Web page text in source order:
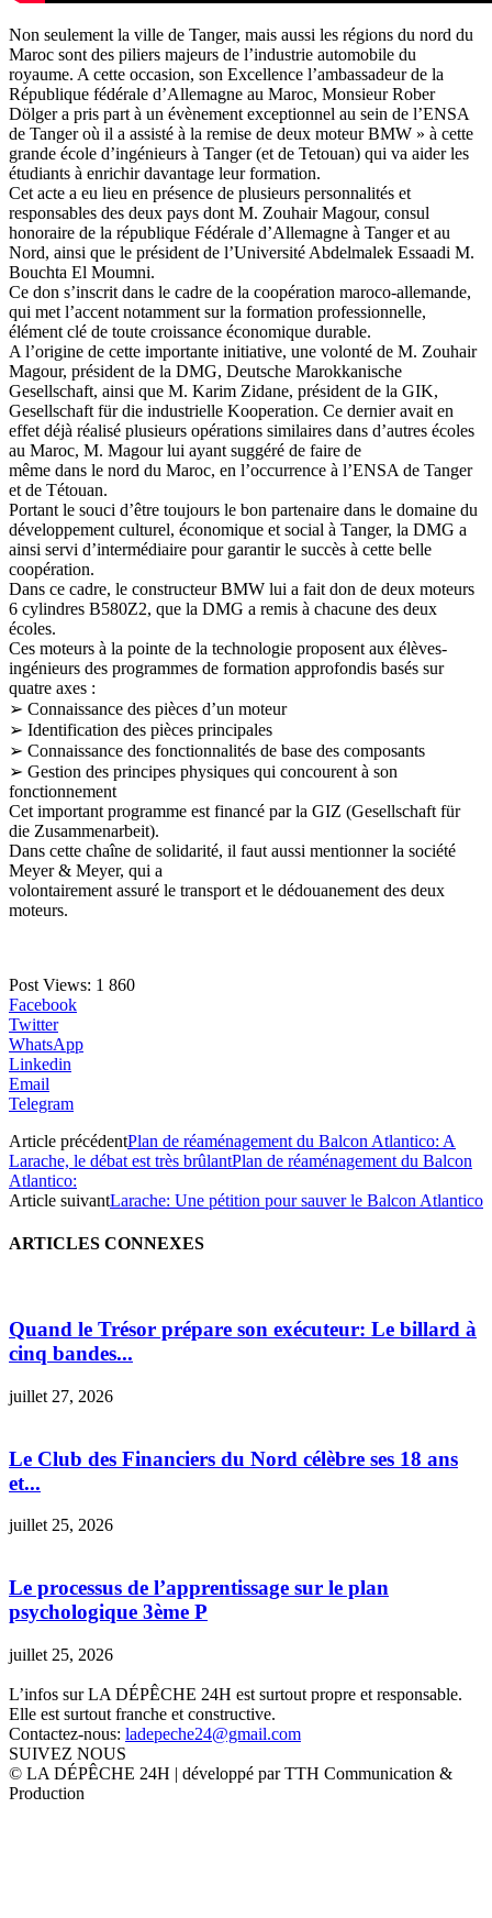
Non seulement la ville de Tanger, mais aussi les régions du nord du
Maroc sont des piliers majeurs de l’industrie automobile du
royaume. A cette occasion, son Excellence l’ambassadeur de la
République fédérale d’Allemagne au Maroc, Monsieur Rober
Dölger a pris part à un évènement exceptionnel au sein de l’ENSA
de Tanger où il a assisté à la remise de deux moteur BMW » à cette
grande école d’ingénieurs à Tanger (et de Tetouan) qui va aider les
étudiants à enrichir davantage leur formation.
Cet acte a eu lieu en présence de plusieurs personnalités et
responsables des deux pays dont M. Zouhair Magour, consul
honoraire de la république Fédérale d’Allemagne à Tanger et au
Nord, ainsi que le président de l’Université Abdelmalek Essaadi M.
Bouchta El Moumni.
Ce don s’inscrit dans le cadre de la coopération maroco-allemande,
qui met l’accent notamment sur la formation professionnelle,
élément clé de toute croissance économique durable.
A l’origine de cette importante initiative, une volonté de M. Zouhair
Magour, président de la DMG, Deutsche Marokkanische
Gesellschaft, ainsi que M. Karim Zidane, président de la GIK,
Gesellschaft für die industrielle Kooperation. Ce dernier avait en
effet déjà réalisé plusieurs opérations similaires dans d’autres écoles
au Maroc, M. Magour lui ayant suggéré de faire de
même dans le nord du Maroc, en l’occurrence à l’ENSA de Tanger
et de Tétouan.
Portant le souci d’être toujours le bon partenaire dans le domaine du
développement culturel, économique et social à Tanger, la DMG a
ainsi servi d’intermédiaire pour garantir le succès à cette belle
coopération.
Dans ce cadre, le constructeur BMW lui a fait don de deux moteurs
6 cylindres B580Z2, que la DMG a remis à chacune des deux
écoles.
Ces moteurs à la pointe de la technologie proposent aux élèves-
ingénieurs des programmes de formation approfondis basés sur
quatre axes :
➢ Connaissance des pièces d’un moteur
➢ Identification des pièces principales
➢ Connaissance des fonctionnalités de base des composants
➢ Gestion des principes physiques qui concourent à son
fonctionnement
Cet important programme est financé par la GIZ (Gesellschaft für
die Zusammenarbeit).
Dans cette chaîne de solidarité, il faut aussi mentionner la société
Meyer & Meyer, qui a
volontairement assuré le transport et le dédouanement des deux
moteurs.
Post Views: 1 860
Facebook
Twitter
WhatsApp
Linkedin
Email
Telegram
Article précédentPlan de réaménagement du Balcon Atlantico: A
Larache, le débat est très brûlantPlan de réaménagement du Balcon
Atlantico:
Article suivantLarache: Une pétition pour sauver le Balcon Atlantico
ARTICLES CONNEXES
Quand le Trésor prépare son exécuteur: Le billard à
cinq bandes...
juillet 27, 2026
Le Club des Financiers du Nord célèbre ses 18 ans
et...
juillet 25, 2026
Le processus de l’apprentissage sur le plan
psychologique 3ème P
juillet 25, 2026
L’infos sur LA DÉPÊCHE 24H est surtout propre et responsable.
Elle est surtout franche et constructive.
Contactez-nous: ladepeche24@gmail.com
SUIVEZ NOUS
© LA DÉPÊCHE 24H | développé par TTH Communication &
Production